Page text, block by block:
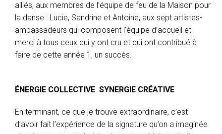
alliés, aux membres de l’équipe de feu de la Maison pour
la danse : Lucie, Sandrine et Antoine, aux sept artistes-
ambassadeurs qui composent l’équipe d’accueil et
merci à tous ceux qui y ont cru et qui ont contribué à
faire de cette année 1, un succès.
ÉNERGIE COLLECTIVE SYNERGIE CRÉATIVE
En terminant, ce que je trouve extraordinaire, c’est
d’avoir fait l’expérience de la signature qu’on a imaginée